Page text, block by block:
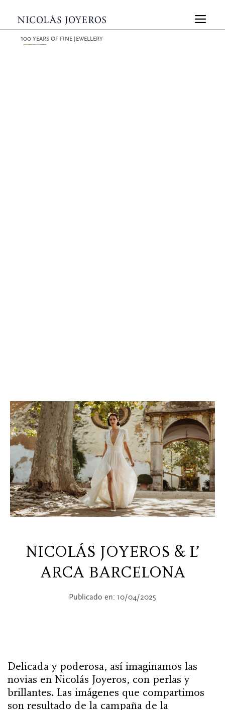
100 YEARS OF FINE JEWELLERY
NICOLÁS JOYEROS & L’
ARCA BARCELONA
Publicado en: 10/04/2025
Delicada y poderosa, así imaginamos las
novias en Nicolás Joyeros, con perlas y
brillantes. Las imágenes que compartimos
son resultado de la campaña de la